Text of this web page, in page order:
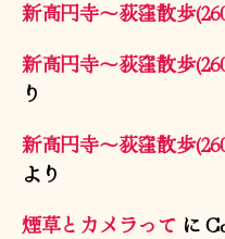
新高円寺〜荻窪散歩
新高円寺〜荻窪散歩
り
新高円寺〜荻窪散歩
より
煙草とカメラってに